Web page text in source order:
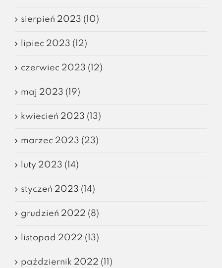
sierpień 2023 (10)
lipiec 2023 (12)
czerwiec 2023 (12)
maj 2023 (19)
kwiecień 2023 (13)
marzec 2023 (23)
luty 2023 (14)
styczeń 2023 (14)
grudzień 2022 (8)
listopad 2022 (13)
październik 2022 (11)